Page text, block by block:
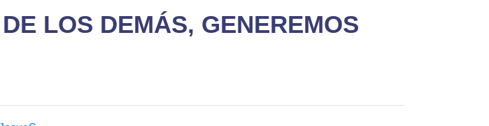
LOS DEMÁS, GENEREMOS